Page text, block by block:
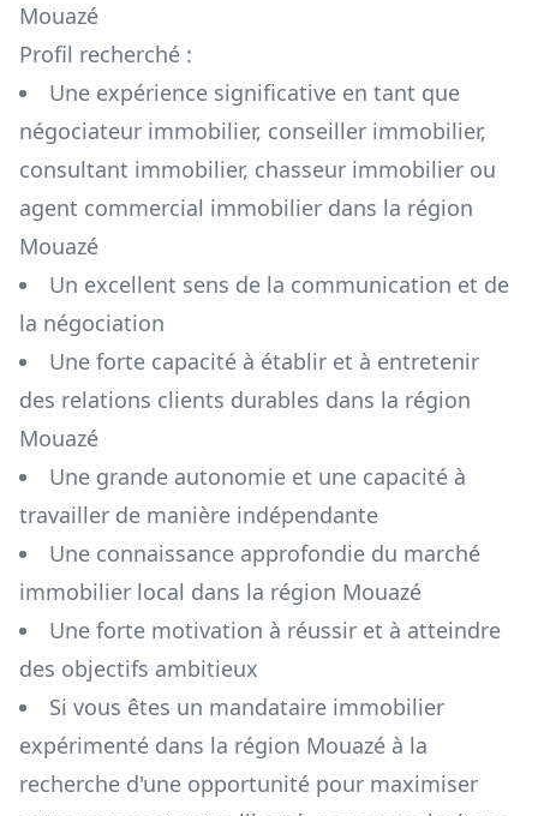
Mouazé
Profil recherché :
Une expérience significative en tant que
négociateur immobilier, conseiller immobilier,
consultant immobilier, chasseur immobilier ou
agent commercial immobilier dans la région
Mouazé
Un excellent sens de la communication et de
la négociation
Une forte capacité à établir et à entretenir
des relations clients durables dans la région
Mouazé
Une grande autonomie et une capacité à
travailler de manière indépendante
Une connaissance approfondie du marché
immobilier local dans la région Mouazé
Une forte motivation à réussir et à atteindre
des objectifs ambitieux
Si vous êtes un mandataire immobilier
expérimenté dans la région Mouazé à la
recherche d'une opportunité pour maximiser